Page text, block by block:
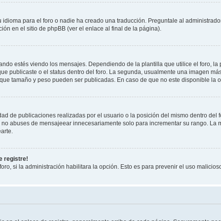
para el foro o nadie ha creado una traducción. Preguntale al
en el sitio de phpBB (ver el enlace al final de la página).
estés viendo los mensajes. Dependiendo de la plantilla que utilice el foro,
publicaste o el status dentro del foro. La segunda, usualmente una imagen
tamaño y peso pueden ser publicadas. En caso de que no este disponible la
de publicaciones realizadas por el usuario o la posición del mismo dentro
abuses de mensajeear innecesariamente solo para incrementar su rango.
registre!
si la administración habilitara la opción. Esto es para prevenir el uso